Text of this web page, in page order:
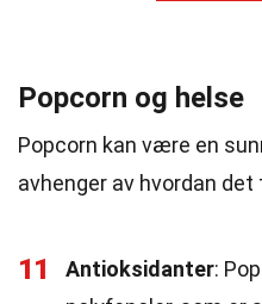
Popcorn og helse
Popcorn kan være en
avhenger av hvordan det
11 Antioksidanter: